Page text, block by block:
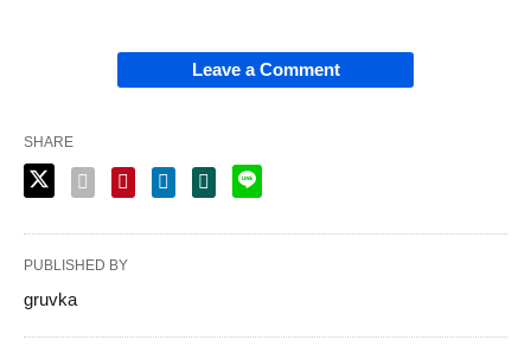
Leave a Comment
SHARE
PUBLISHED BY
gruvka